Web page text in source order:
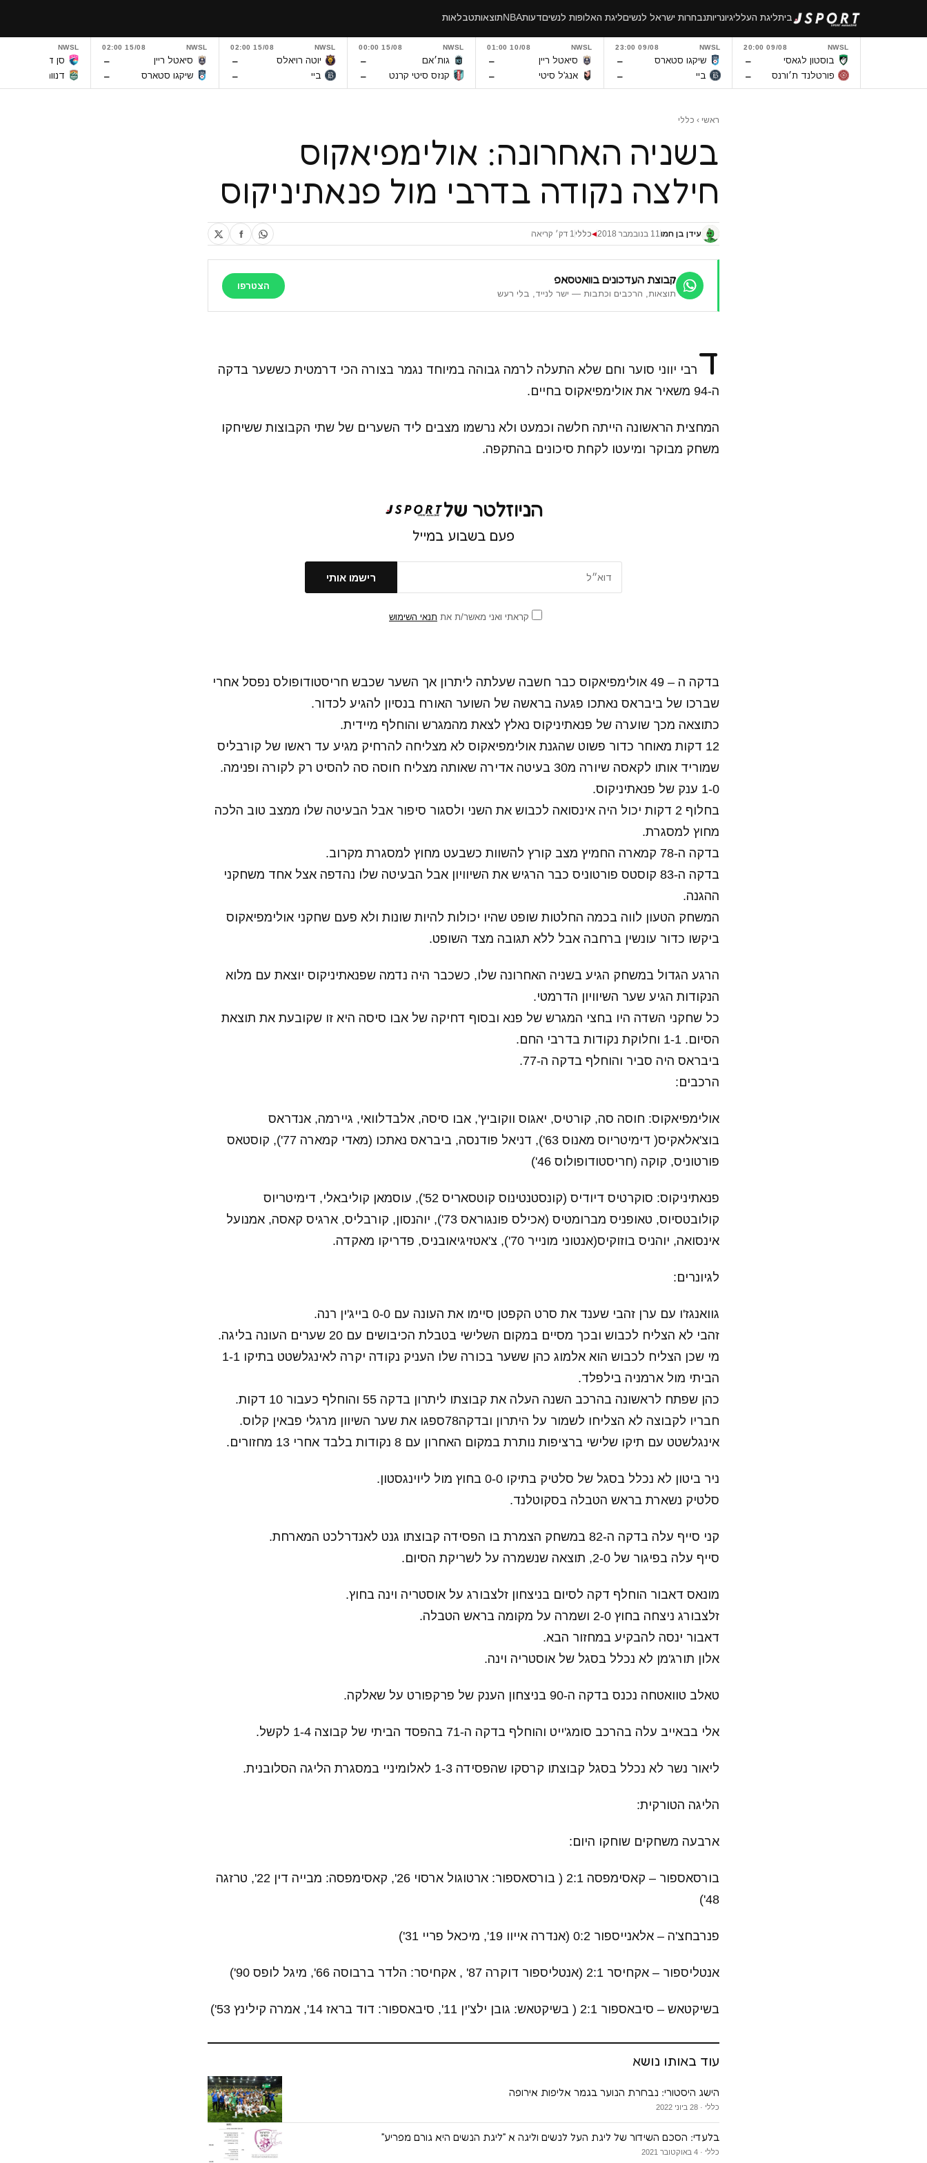
ביתליגת העלליגיונריותנבחרות ישראל לנשיםליגת האלופות לנשיםדעותNBAתוצאותטבלאות
NWSL
09/08 20:00
בוסטון לגאסי –
פורטלנד ת׳ורנס –
NWSL
09/08 23:00
שיקגו סטארס –
ביי –
NWSL
10/08 01:00
סיאטל ריין –
אנג'ל סיטי –
NWSL
15/08 00:00
גות׳אם –
קנזס סיטי קרנט –
NWSL
15/08 02:00
יוטה רויאלס –
ביי –
NWSL
15/08 02:00
סיאטל ריין –
שיקגו סטארס –
NWSL
סן דייגו וייב
דנוור סאמיט
ראשי › כללי
בשניה האחרונה: אולימפיאקוס
חילצה נקודה בדרבי מול פנאתיניקוס
עידן בן חמו11 בנובמבר 2018 ◀כללי 1 דק׳ קריאה
קבוצת העדכונים בוואטסאפ
תוצאות, הרכבים וכתבות — ישר לנייד, בלי רעש
הצטרפו
ד רבי יווני סוער וחם שלא התעלה לרמה גבוהה במיוחד נגמר בצורה הכי דרמטית כששער בדקה
ה-94 משאיר את אולימפיאקוס בחיים.
המחצית הראשונה הייתה חלשה וכמעט ולא נרשמו מצבים ליד השערים של שתי הקבוצות ששיחקו
משחק מבוקר ומיעטו לקחת סיכונים בהתקפה.
הניוזלטר של
פעם בשבוע במייל
קראתי ואני מאשר/ת את תנאי השימוש
בדקה ה – 49 אולימפיאקוס כבר חשבה שעלתה ליתרון אך השער שכבש חריסטודופולס נפסל אחרי
שברכו של ביבראס נאתכו פגעה בראשה של השוער האורח בנסיון להגיע לכדור.
כתוצאה מכך שוערה של פנאתיניקוס נאלץ לצאת מהמגרש והוחלף מיידית.
12 דקות מאוחר כדור פשוט שהגנת אולימפיאקוס לא מצליחה להרחיק מגיע עד ראשו של קורבליס
שמוריד אותו לקאסה שיורה מ30 בעיטה אדירה שאותה מצליח חוסה סה להסיט רק לקורה ופנימה.
1-0 ענק של פנאתיניקוס.
בחלוף 2 דקות יכול היה אינסואה לכבוש את השני ולסגור סיפור אבל הבעיטה שלו ממצב טוב הלכה
מחוץ למסגרת.
בדקה ה-78 קמארה החמיץ מצב קורץ להשוות כשבעט מחוץ למסגרת מקרוב.
בדקה ה-83 קוסטס פורטוניס כבר הרגיש את השיוויון אבל הבעיטה שלו נהדפה אצל אחד משחקני
ההגנה.
המשחק הטעון לווה בכמה החלטות שופט שהיו יכולות להיות שונות ולא פעם שחקני אולימפיאקוס
ביקשו כדור עונשין ברחבה אבל ללא תגובה מצד השופט.
הרגע הגדול במשחק הגיע בשניה האחרונה שלו, כשכבר היה נדמה שפנאתיניקוס יוצאת עם מלוא
הנקודות הגיע שער השיוויון הדרמטי.
כל שחקני השדה היו בחצי המגרש של פנא ובסוף דחיקה של אבו סיסה היא זו שקובעת את תוצאת
הסיום. 1-1 וחלוקת נקודות בדרבי החם.
ביבראס היה סביר והוחלף בדקה ה-77.
הרכבים:
אולימפיאקוס: חוסה סה, קורטיס, יאגוס ווקוביץ', אבו סיסה, אלבדלוואי, גיירמה, אנדראס
בוצ'אלאקיס( דימיטריוס מאנוס 63'), דניאל פודנסה, ביבראס נאתכו (מאדי קמארה 77'), קוסטאס
פורטוניס, קוקה (חריסטודופולוס 46')
פנאתיניקוס: סוקרטיס דיודיס (קונסטנטינוס קוטסאריס 52'), עוסמאן קוליבאלי, דימיטריוס
קולובטסיוס, טאופניס מברומטיס (אכילס פונגוראס 73'), יוהנסון, קורבליס, ארגיס קאסה, אמנועל
אינסואה, יוהניס בוזוקיס(אנטוני מונייר 70'), צ'אטזיגיאובניס, פדריקו מאקדה.
לגיונרים:
גוואנגז'ו עם ערן זהבי שענד את סרט הקפטן סיימו את העונה עם 0-0 בייג'ין רנה.
זהבי לא הצליח לכבוש ובכך מסיים במקום השלישי בטבלת הכיבושים עם 20 שערים העונה בליגה.
מי שכן הצליח לכבוש הוא אלמוג כהן ששער בכורה שלו העניק נקודה יקרה לאינגלשטט בתיקו 1-1
הביתי מול ארמניה בילפלד.
כהן שפתח לראשונה בהרכב השנה העלה את קבוצתו ליתרון בדקה 55 והוחלף כעבור 10 דקות.
חבריו לקבוצה לא הצליחו לשמור על היתרון ובדקה78ספגו את שער השיוון מרגלי פבאין קלוס.
אינגלשטט עם תיקו שלישי ברציפות נותרת במקום האחרון עם 8 נקודות בלבד אחרי 13 מחזורים.
ניר ביטון לא נכלל בסגל של סלטיק בתיקו 0-0 בחוץ מול ליוינגסטון.
סלטיק נשארת בראש הטבלה בסקוטלנד.
קני סייף עלה בדקה ה-82 במשחק הצמרת בו הפסידה קבוצתו גנט לאנדרלכט המארחת.
סייף עלה בפיגור של 2-0, תוצאה שנשמרה על לשריקת הסיום.
מונאס דאבור הוחלף דקה לסיום בניצחון זלצבורג על אוסטריה וינה בחוץ.
זלצבורג ניצחה בחוץ 2-0 ושמרה על מקומה בראש הטבלה.
דאבור ינסה להבקיע במחזור הבא.
אלון תורג'מן לא נכלל בסגל של אוסטריה וינה.
טאלב טוואטחה נכנס בדקה ה-90 בניצחון הענק של פרקפורט על שאלקה.
אלי בבאייב עלה בהרכב סומג'ייט והוחלף בדקה ה-71 בהפסד הביתי של קבוצה 1-4 לקשל.
ליאור נשר לא נכלל בסגל קבוצתו קרסקו שהפסידה 1-3 לאלומיניי במסגרת הליגה הסלובנית.
הליגה הטורקית:
ארבעה משחקים שוחקו היום:
בורסאספור – קאסימפסה 2:1 ( בורסאספור: ארטוגול ארסוי 26', קאסימפסה: מבייה דין 22', טרזגה
48')
פנרבחצ'ה – אלאנייספור 0:2 (אנדרה אייוו 19', מיכאל פריי 31')
אנטליספור – אקחיסר 2:1 (אנטליספור דוקרה 87' , אקחיסר: הלדר ברבוסה 66', מיגל לופס 90')
בשיקטאש – סיבאספור 2:1 ( בשיקטאש: גובן ילצ'ין 11', סיבאספור: דוד בראז 14', אמרה קילינץ 53')
עוד באותו נושא
הישג היסטורי: נבחרת הנוער בגמר אליפות אירופה
כללי · 28 ביוני 2022
בלעדי: הסכם השידור של ליגת העל לנשים וליגה א ״ליגת הנשים היא גורם מפריע״
כללי · 4 באוקטובר 2021